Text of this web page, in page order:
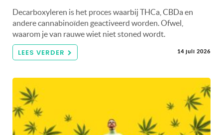
Decarboxyleren is het proces waarbij THCa, CBDa en
andere cannabinoïden geactiveerd worden. Ofwel,
waarom je van rauwe wiet niet stoned wordt.
LEES VERDER 14 juli 2026